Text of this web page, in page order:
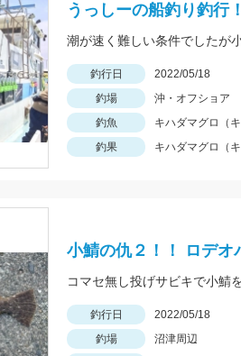
うっしーの船釣り釣行
潮が速く難しい条件でしたが
釣行日 2022/05/18
釣場
沖・オフショア
釣魚
キハダマグロ（
釣果
キハダマグロ（
小鯖の仇２！！ ロデオ
コマセ無し投げサビキで小鯖
釣行日 2022/05/18
釣場
沼津周辺